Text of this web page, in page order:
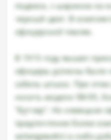
подвеса, с шариком на
черный цвет. В
офицерский темляк.
В 1915 году вышел
офицеры должны были
сабель штыки. При
носить модели 98/05,
"Бутчер". Но немецкие
предпочтение более
seitengewehr) и либо